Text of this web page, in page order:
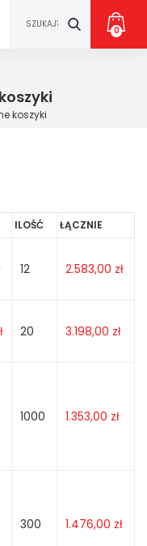
0
koszyki
ILOŚĆ ŁĄCZNIE
12 2.583,00 zł
20 3.198,00 zł
1000 1.353,00 zł
300 1.476,00 zł